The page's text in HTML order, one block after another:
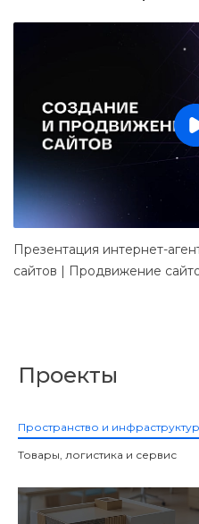
Презентация интернет-
сайтов | Продвижение
Проекты
Пространство и
Товары, логистика и сервис